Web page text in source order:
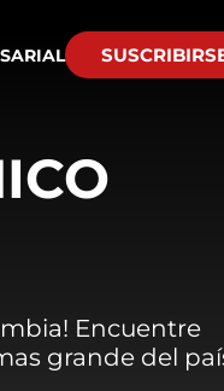
Encuentre
grande del